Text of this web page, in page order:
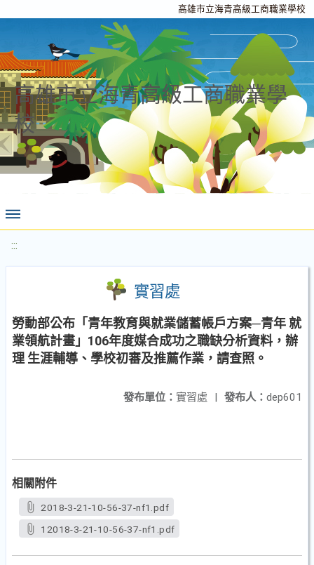
高雄市立海青高級工商職業學校
高雄市立海青高級工商職業學
校
:::
實習處
勞動部公布「青年教育與就業儲蓄帳戶方案─青年 就
業領航計畫」106年度媒合成功之職缺分析資料，辦
理 生涯輔導、學校初審及推薦作業，請查照。
發布人： dep601
發布單位： 實習處 |
相關附件
2018-3-21-10-56-37-nf1.pdf
12018-3-21-10-56-37-nf1.pdf